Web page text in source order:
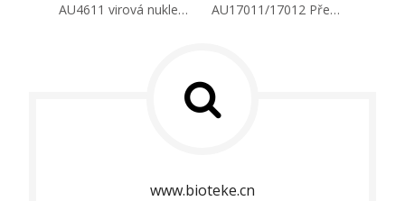
AU4611 virová nukleová kyselina DNA RNA Rapid Extraction Kit (Spin-Column) AU17011/17012 Předplacená sada virové DNA RNA nukleové kyseliny (magnetické kuličky)
www.bioteke.cn